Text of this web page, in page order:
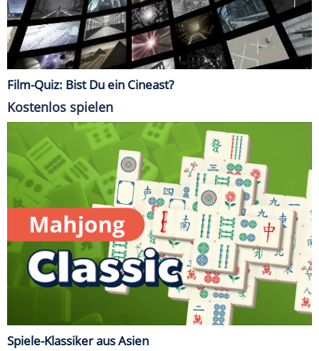
Film-Quiz: Bist Du ein Cineast?
Kostenlos spielen
Spiele-Klassiker aus Asien